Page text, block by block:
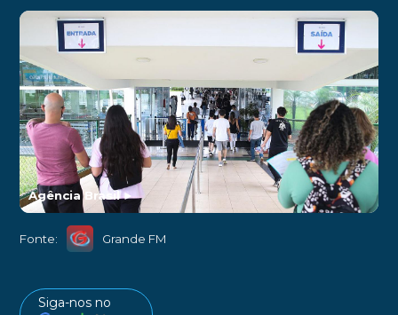
Agência Brasil►
Fonte: Grande FM
Siga-nos no